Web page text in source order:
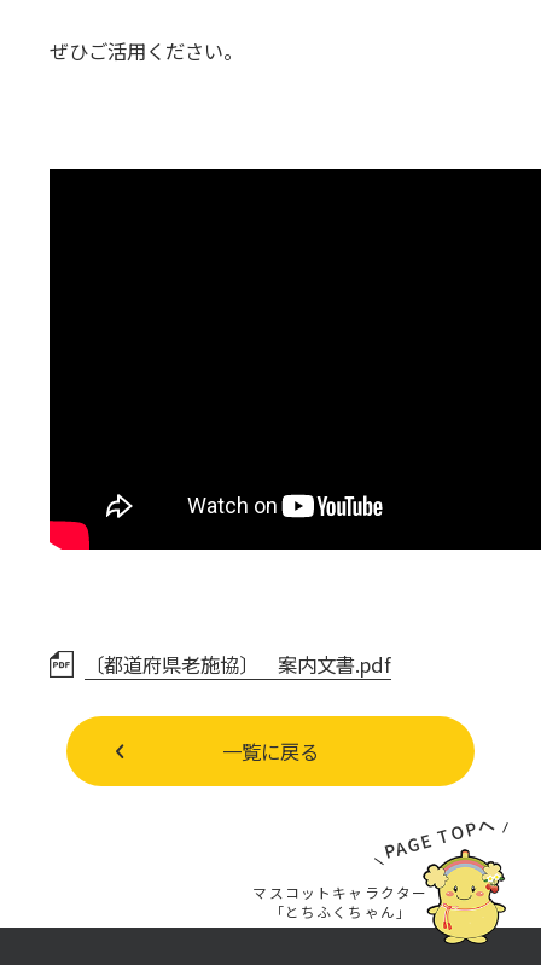
ぜひご活用ください。
〔都道府県老施協〕 案内文書.pdf
一覧に戻る
PAGE TOPへ
マスコットキャラクター
「とちふくちゃん」